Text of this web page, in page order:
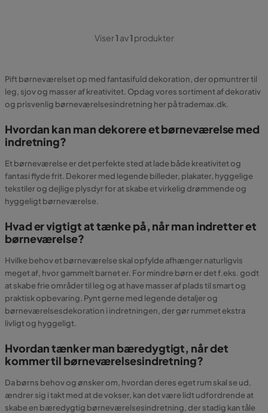
Viser1 av1 produkter
Pift børneværelset op med fantasifuld dekoration, der opmuntrer til
leg, sjov og masser af kreativitet. Opdag vores sortiment af dekorativ
og prisvenlig børneværelsesindretning her på trademax.dk.
Hvordan kan man dekorere et børneværelse med
indretning?
Et børneværelse er det perfekte sted at lade både kreativitet og
fantasi flyde frit. Dekorer med legende billeder, plakater, hyggelige
tekstiler og dejlige plysdyr for at skabe et virkelig drømmende og
hyggeligt børneværelse.
Hvad er vigtigt at tænke på, når man indretter et
børneværelse?
Hvilke behov et børneværelse skal opfylde afhænger naturligvis
meget af, hvor gammelt barnet er. For mindre børn er det f.eks. godt
at skabe frie områder til leg og at have masser af plads til smart og
praktisk opbevaring. Pynt gerne med legende detaljer og
børneværelsesdekoration i indretningen, der gør rummet ekstra
livligt og hyggeligt.
Hvordan tænker man bæredygtigt, når det
kommer til børneværelsesindretning?
Da børns behov og ønsker om, hvordan deres eget rum skal se ud,
ændrer sig i takt med at de vokser, kan det være lidt udfordrende at
skabe en bæredygtig børneværelsesindretning, der stadig kan tåle